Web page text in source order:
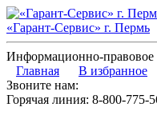
«Гарант-Сервис» г. Пермь
Информационно-правовое
Главная
В избранное
Звоните нам:
Горячая линия: 8-800-775-